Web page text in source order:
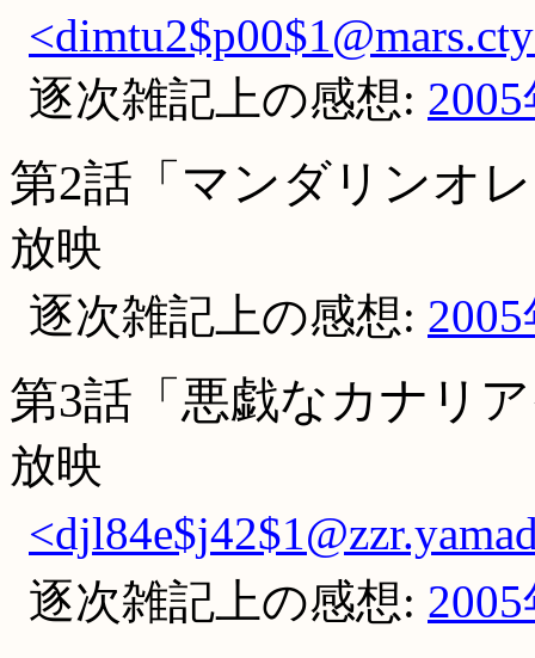
逐次雑記上の感想:
第2話「マンダリンオ
放映
逐次雑記上の感想:
第3話「悪戯なカナリ
放映
逐次雑記上の感想: